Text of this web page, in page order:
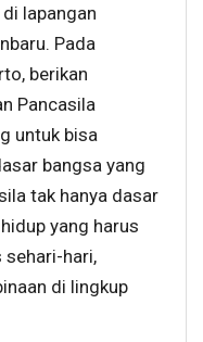
lapangan
Pada
berikan
Pancasila
untuk bisa
bangsa yang
tak hanya dasar
yang harus
sehari-hari,
di lingkup